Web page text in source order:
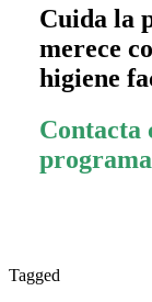
Cuida la
merece
higiene
Contacta
Tagged